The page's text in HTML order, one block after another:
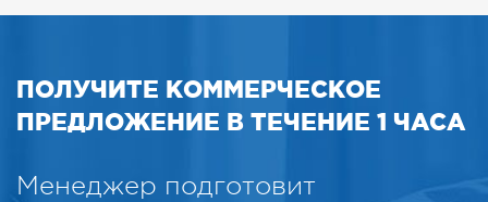
ПОЛУЧИТЕ КОММЕРЧЕСКОЕ
ПРЕДЛОЖЕНИЕ В ТЕЧЕНИЕ 1 ЧАСА
Менеджер подготовит